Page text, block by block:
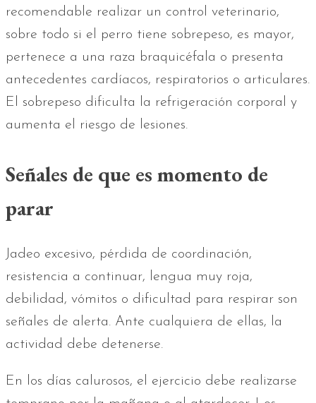
recomendable realizar un control veterinario,
sobre todo si el perro tiene sobrepeso, es mayor,
pertenece a una raza braquicéfala o presenta
antecedentes cardíacos, respiratorios o articulares.
El sobrepeso dificulta la refrigeración corporal y
aumenta el riesgo de lesiones.
Señales de que es momento de
parar
Jadeo excesivo, pérdida de coordinación,
resistencia a continuar, lengua muy roja,
debilidad, vómitos o dificultad para respirar son
señales de alerta. Ante cualquiera de ellas, la
actividad debe detenerse.
En los días calurosos, el ejercicio debe realizarse